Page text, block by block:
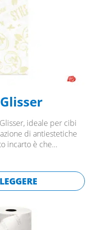
ideale per cibi
di antiestetiche
incarto è che…